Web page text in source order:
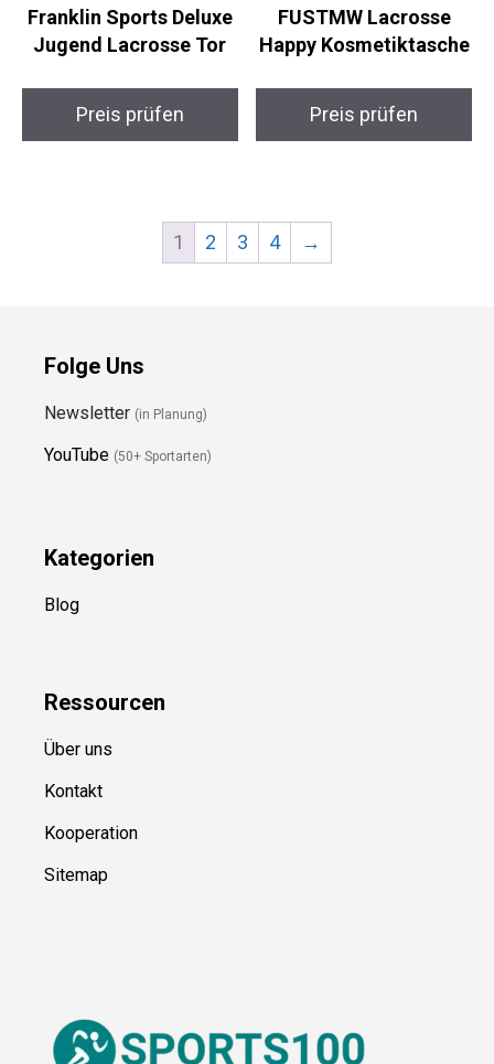
Jugend Lacrosse Tor
Happy
Kosmetiktasche
Preis prüfen
1 2 3
Folge Uns
Newsletter (in Planung)
YouTube (50+ Sportarten)
Kategorien
Blog
Ressourcen
Über uns
Kontakt
Kooperation
Sitemap